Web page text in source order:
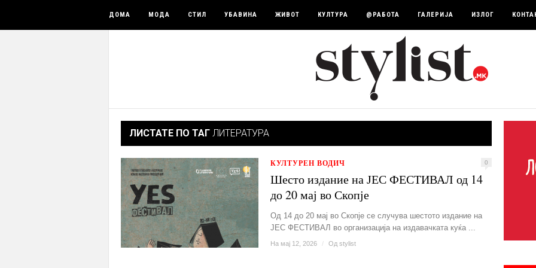
ДОМА МОДА СТИЛ УБАВИНА ЖИВОТ КУЛТУРА @РАБОТА ГАЛЕРИЈА ИЗЛОГ
ЛИСТАТЕ ПО ТАГ ЛИТЕРАТУРА
КУЛТУРЕН ВОДИЧ 0
Шесто издание на ЈЕС ФЕСТИВАЛ од 14
до 20 мај во Скопје
Од 14 до 20 мај во Скопје се случува шестото издание на
ЈЕС ФЕСТИВАЛ во организација на издавачката куќа ...
На мај 12, 2026 / Од stylist